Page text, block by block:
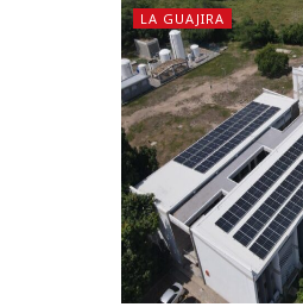
LA GUAJIRA